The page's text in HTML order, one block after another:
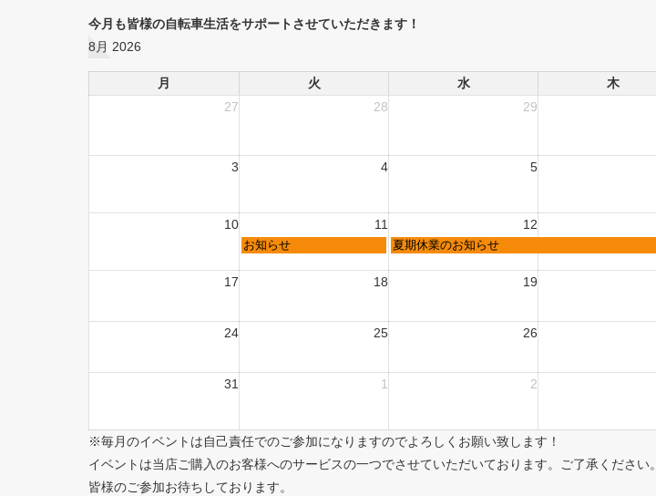
今月も皆様の自転車生活をサポートさせていただきます！
8月 2026
月 火 水 木
27
28 29
3 4 5
10 11 12
お知らせ 夏期休業のお知らせ
17 18 19
24 25 26
31 1 2
※毎月のイベントは自己責任でのご参加になりますのでよろしくお願い致します！
イベントは当店ご購入のお客様へのサービスの一つでさせていただいております。ご了承ください。
皆様のご参加お待ちしております。